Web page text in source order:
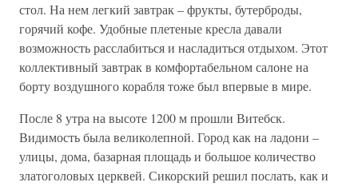
стол. На нем легкий завтрак – фрукты, бутерброды,
горячий кофе. Удобные плетеные кресла давали
возможность расслабиться и насладиться отдыхом. Этот
коллективный завтрак в комфортабельном салоне на
борту воздушного корабля тоже был впервые в мире.
После 8 утра на высоте 1200 м прошли Витебск.
Видимость была великолепной. Город как на ладони –
улицы, дома, базарная площадь и большое количество
златоголовых церквей. Сикорский решил послать, как и